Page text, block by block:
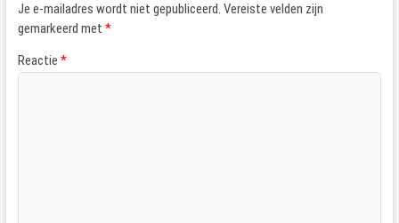
Je e-mailadres wordt niet gepubliceerd. Vereiste velden zijn
gemarkeerd met *
Reactie *